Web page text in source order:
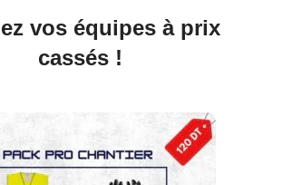
vos équipes à prix
cassés !